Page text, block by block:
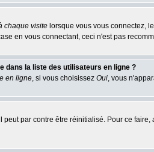
chaque visite lorsque vous vous connectez,
en vous connectant, ceci n'est pas
dans la liste des utilisateurs en ligne ?
en ligne, si vous choisissez Oui, vous
par contre être réinitialisé. Pour ce